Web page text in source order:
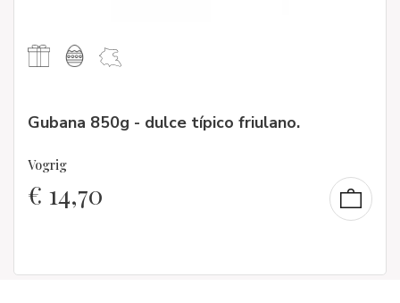
Gubana 850g - dulce típico friulano.
Vogrig
€ 14,70